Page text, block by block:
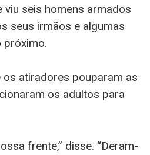
viu seis homens armados
seus irmãos e algumas
próximo.
os atiradores pouparam as
os adultos para
frente,” disse. “Deram-